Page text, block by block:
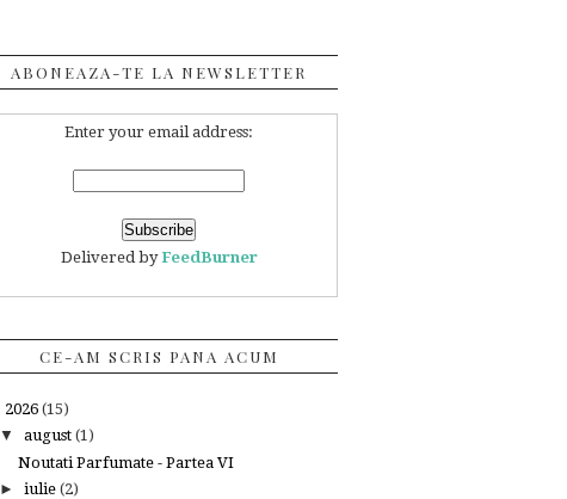
ABONEAZA-TE LA NEWSLETTER
Enter your email address:
Delivered byFeedBurner
CE-AM SCRIS PANA ACUM
2026 (15)
▼ august (1)
Noutati Parfumate - Partea VI
► iulie (2)